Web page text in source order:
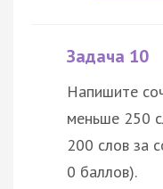
Задача 10
Напишите
меньше 250
200 слов за
0 баллов).